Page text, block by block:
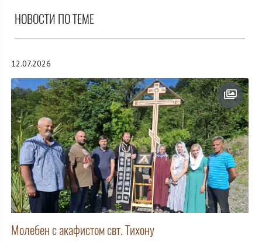
НОВОСТИ ПО ТЕМЕ
12.07.2026
Молебен с акафистом свт. Тихону